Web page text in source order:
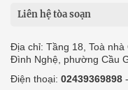
Liên hệ tòa soạn
Địa chỉ: Tầng 18, Toà
Đình Nghệ, phường Cầu
Điện thoại: 02439369898